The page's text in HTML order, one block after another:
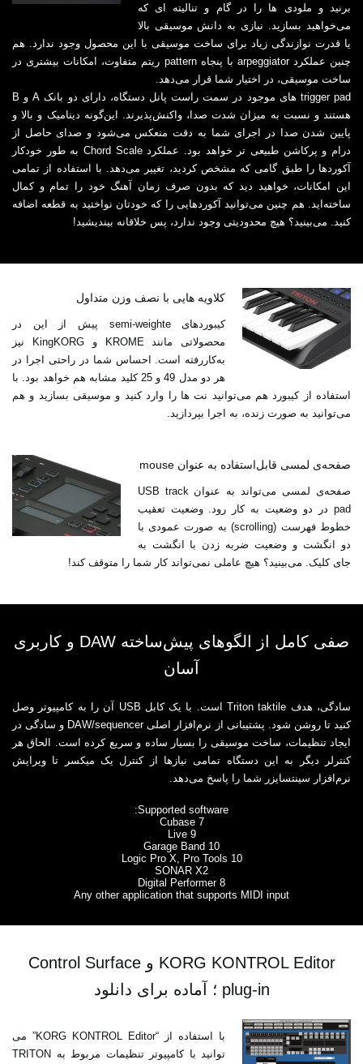
برنید و ملودی ها را در گام و تنالیته ای که
می‌خواهید بسازید. نیازی به دانش موسیقی بالا
یا قدرت نوازندگی زیاد برای ساخت موسیقی با این محصول وجود ندارد. هم
چنین عملکرد arpeggiator با پنجاه pattern ریتم متفاوت، امکانات بیشتری در
ساخت موسیقی، در اختیار شما قرار می‌دهد.
trigger pad های موجود در سمت راست پانل دستگاه، دارای دو بانک A و B
هستند و نسبت به میزان شدت صدا، واکنش‌پذیرند. این‌گونه دینامیک و بالا و
پایین شدن صدا در اجرای شما به دقت منعکس می‌شود و صدای حاصل از
درام و پرکاشن طبیعی تر خواهد بود. عملکرد Chord Scale به طور خودکار
آکوردها را طبق گامی که مشخص کردید، تغییر می‌دهد. با استفاده از تمامی
این امکانات، خواهید دید که بدون صرف زمان آهنگ خود را تمام و کمال
ساخته‌اید. هم چنین می‌توانید آکوردهایی را که خودتان نواختید به قطعه اضافه
کنید. می‌بینید؟ هیچ محدودیتی وجود ندارد، پس خلاقانه بیندیشید!
کلاویه هایی با نصف وزن متداول
کیبوردهای semi-weighte پیش از این در
محصولاتی مانند KROME و KingKORG نیز
به‌کاررفته است. احساس شما در راحتی اجرا در
هر دو مدل 49 و 25 کلید مشابه هم خواهد بود. با
استفاده از کیبورد هم می‌توانید نت ها را وارد کنید و موسیقی بسازید و هم
می‌توانید به صورت زنده، به اجرا بپردازید.
صفحه‌ی لمسی قابل‌استفاده به عنوان mouse
صفحه‌ی لمسی می‌تواند به عنوان USB track
pad در دو وضعیت به کار رود. وضعیت تعقیب
خطوط فهرست (scrolling) به صورت عمودی با
دو انگشت و وضعیت ضربه زدن با انگشت به
جای کلیک. می‌بینید؟ هیچ عاملی نمی‌تواند کار شما را متوقف کند!
صفی کامل از الگوهای پیش‌ساخته DAW و کاربری
آسان
سادگی، هدف Triton taktile است. با یک کابل USB آن را به کامپیوتر وصل
کنید تا روشن شود. پشتیبانی از نرم‌افزار اصلی DAW/sequencer و سادگی در
ایجاد تنظیمات، ساخت موسیقی را بسیار ساده و سریع کرده است. الحاق هر
کنترلر دیگر به این دستگاه تمامی نیازها از کنترل یک میکسر تا ویرایش
نرم‌افزار سینتسایزر شما را پاسخ می‌دهد.
Supported software:
Cubase 7
Live 9
Garage Band 10
Logic Pro X, Pro Tools 10
SONAR X2
Digital Performer 8
Any other application that supports MIDI input
KORG KONTROL Editor و Control Surface
plug-in ؛ آماده برای دانلود
با استفاده از “KORG KONTROL Editor” می
توانید با کامپیوتر تنظیمات مربوط به TRITON